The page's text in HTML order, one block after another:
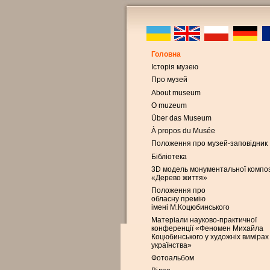
Головна
Історія музею
Про музей
About museum
O muzeum
Über das Museum
À propos du Musée
Положення про музей-заповідник
Бібліотека
3D модель монументальної
«Дерево життя»
Положення про
обласну премію
імені М.Коцюбинського
Матеріали науково-практичної
конференції «Феномен Михайла
Коцюбинського у художніх вимірах
українства»
Фотоальбом